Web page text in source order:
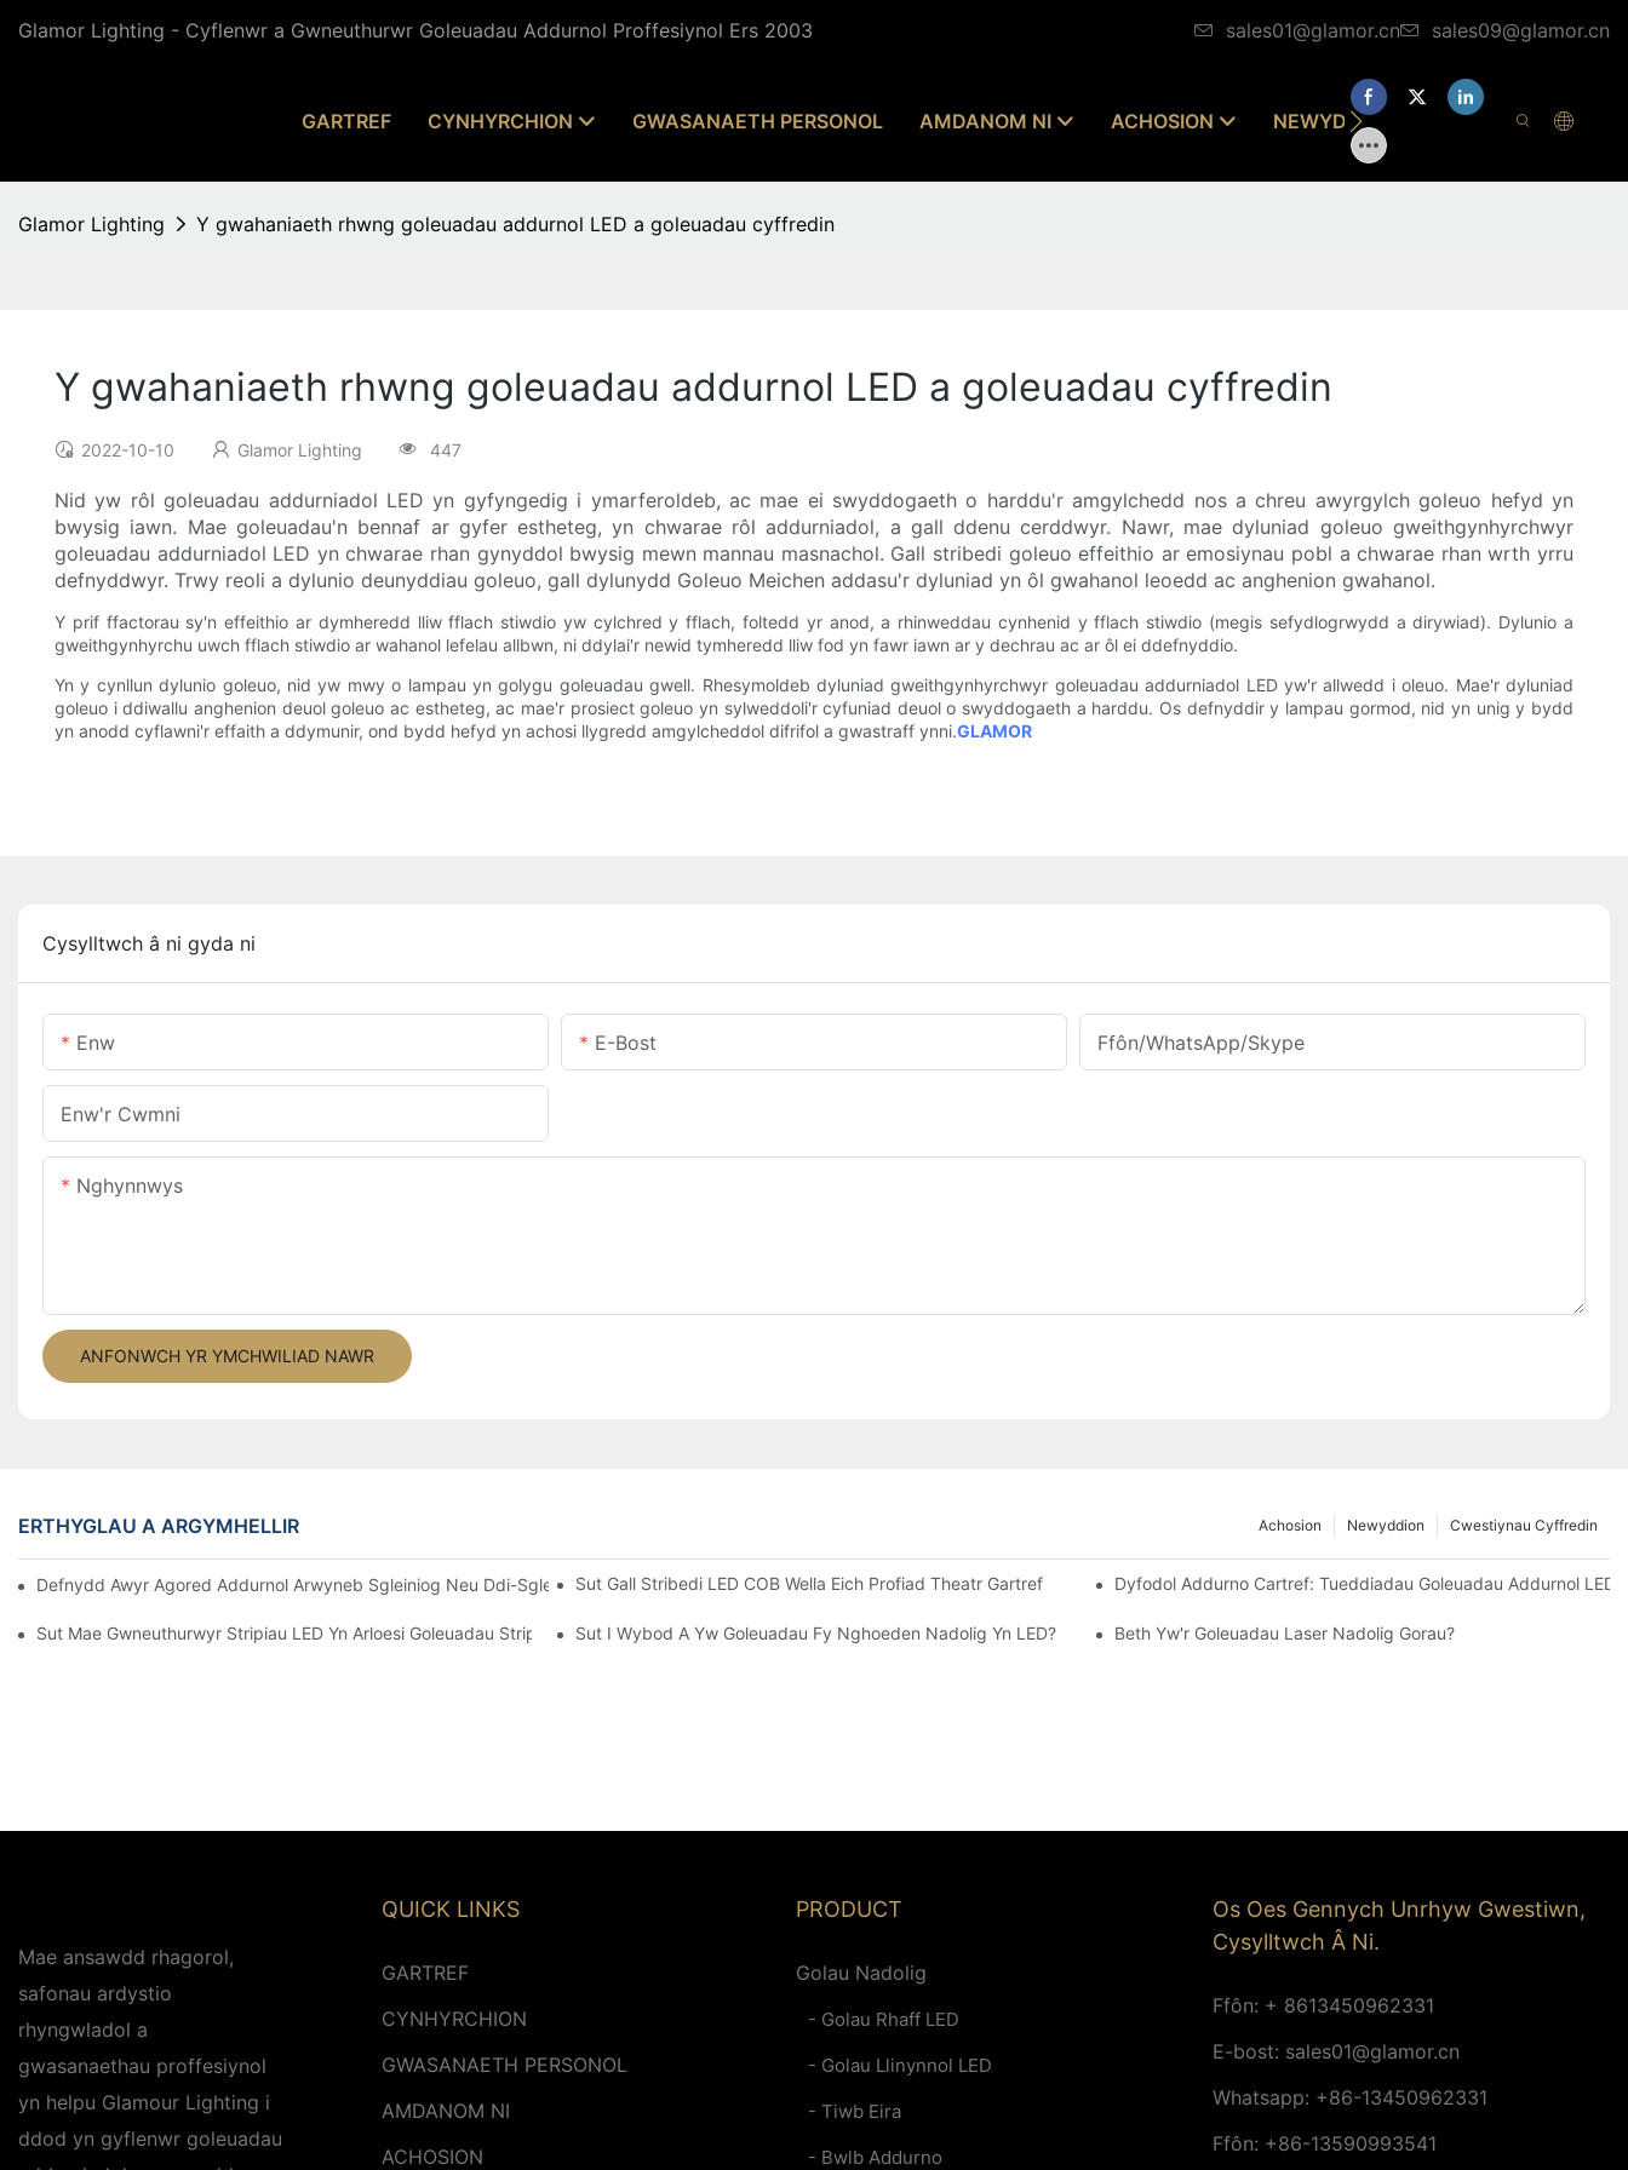
Glamor Lighting - Cyflenwr a Gwneuthurwr Goleuadau Addurnol Proffesiynol Ers 2003 sales01@glamor.cn sales09@glamor.cn
GARTREF CYNHYRCHION GWASANAETH PERSONOL AMDANOM NI ACHOSION NEWYDDION CYSYLLTWCH Â
Glamor Lighting Y gwahaniaeth rhwng goleuadau addurnol LED a goleuadau cyffredin
Y gwahaniaeth rhwng goleuadau addurnol LED a goleuadau cyffredin
2022-10-10 Glamor Lighting 447
Nid yw rôl goleuadau addurniadol LED yn gyfyngedig i ymarferoldeb, ac mae ei swyddogaeth o harddu'r amgylchedd nos a chreu awyrgylch goleuo hefyd yn
bwysig iawn. Mae goleuadau'n bennaf ar gyfer estheteg, yn chwarae rôl addurniadol, a gall ddenu cerddwyr. Nawr, mae dyluniad goleuo gweithgynhyrchwyr
goleuadau addurniadol LED yn chwarae rhan gynyddol bwysig mewn mannau masnachol. Gall stribedi goleuo effeithio ar emosiynau pobl a chwarae rhan wrth yrru
defnyddwyr. Trwy reoli a dylunio deunyddiau goleuo, gall dylunydd Goleuo Meichen addasu'r dyluniad yn ôl gwahanol leoedd ac anghenion gwahanol.
Y prif ffactorau sy'n effeithio ar dymheredd lliw fflach stiwdio yw cylchred y fflach, foltedd yr anod, a rhinweddau cynhenid ​​y fflach stiwdio (megis sefydlogrwydd a dirywiad). Dylunio a
gweithgynhyrchu uwch fflach stiwdio ar wahanol lefelau allbwn, ni ddylai'r newid tymheredd lliw fod yn fawr iawn ar y dechrau ac ar ôl ei ddefnyddio.
Yn y cynllun dylunio goleuo, nid yw mwy o lampau yn golygu goleuadau gwell. Rhesymoldeb dyluniad gweithgynhyrchwyr goleuadau addurniadol LED yw'r allwedd i oleuo. Mae'r dyluniad
goleuo i ddiwallu anghenion deuol goleuo ac estheteg, ac mae'r prosiect goleuo yn sylweddoli'r cyfuniad deuol o swyddogaeth a harddu. Os defnyddir y lampau gormod, nid yn unig y bydd
yn anodd cyflawni'r effaith a ddymunir, ond bydd hefyd yn achosi llygredd amgylcheddol difrifol a gwastraff ynni.GLAMOR
Cysylltwch â ni gyda ni
Enw E-Bost Ffôn/WhatsApp/Skype
Enw'r Cwmni
Nghynnwys
ANFONWCH YR YMCHWILIAD NAWR
ERTHYGLAU A ARGYMHELLIR Cwestiynau Cyffredin
Newyddion
Achosion
Defnydd Awyr Agored Addurnol Arwyneb Sgleiniog Neu Ddi-Sglein, Amrywiol Liwiau, Meintiau Dewisol Pêl Nadolig Plastig | Glamour
Sut Gall Stribedi LED COB Wella Eich Profiad Theatr Gartref Dyfodol Addurno Cartref: Tueddiadau Goleuadau Addurnol LED
Sut Mae Gwneuthurwyr Stripiau LED Yn Arloesi Goleuadau Strip LED HyblygSut I Wybod A Yw Goleuadau Fy Nghoeden Nadolig Yn LED? Beth Yw'r Goleuadau Laser Nadolig Gorau?
Mae ansawdd rhagorol,
safonau ardystio
rhyngwladol a
gwasanaethau proffesiynol
yn helpu Glamour Lighting i
ddod yn gyflenwr goleuadau
QUICK LINKS
GARTREF
CYNHYRCHION
GWASANAETH PERSONOL
AMDANOM NI
ACHOSION
PRODUCT
Golau Nadolig
- Golau Rhaff LED
- Golau Llinynnol LED
- Tiwb Eira
- Bwlb Addurno
Os Oes Gennych Unrhyw Gwestiwn,
Cysylltwch Â Ni.
Ffôn: + 8613450962331
E-bost: sales01@glamor.cn
Whatsapp: +86-13450962331
Ffôn: +86-13590993541